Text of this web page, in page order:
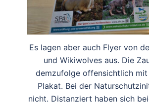
Es lagen aber auch Flyer von
und Wikiwolves aus. Die
demzufolge offensichtlich mit
Plakat. Bei der
nicht. Distanziert haben sich